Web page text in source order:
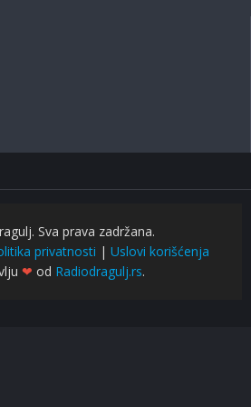
Sva prava zadržana.
privatnosti | Uslovi korišćenja
❤ od Radiodragulj.rs.